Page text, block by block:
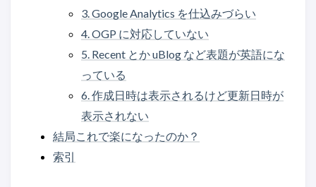
3. Google Analytics を仕込みづらい
4. OGP に対応していない
5. Recent とか uBlog など表題が英語にな
っている
6. 作成日時は表示されるけど更新日時が
表示されない
結局これで楽になったのか？
索引